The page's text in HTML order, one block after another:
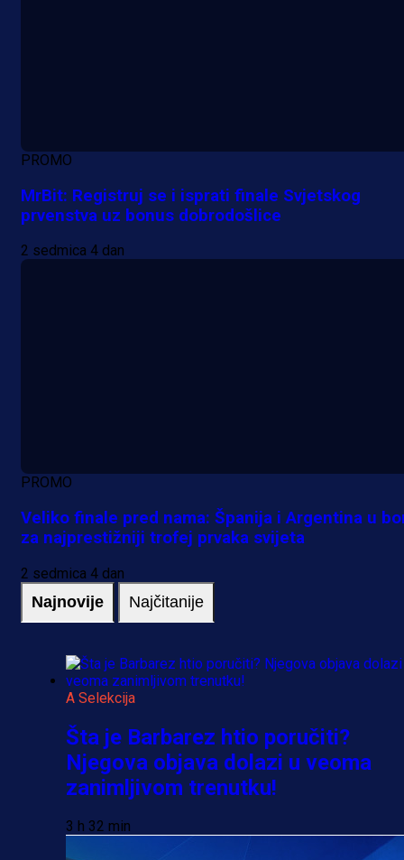
PROMO
MrBit: Registruj se i isprati finale Svjetskog
prvenstva uz bonus dobrodošlice
2 sedmica 4 dan
PROMO
Veliko finale pred nama: Španija i Argentina u
za najprestižniji trofej prvaka svijeta
2 sedmica 4 dan
Najnovije Najčitanije
A Selekcija
Šta je Barbarez htio poručiti?
Njegova objava dolazi u veoma
zanimljivom trenutku!
3 h 32 min